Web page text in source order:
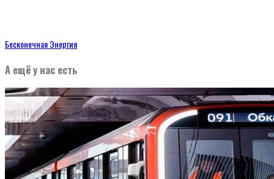
Бесконечная Энергия
А ещё у нас есть